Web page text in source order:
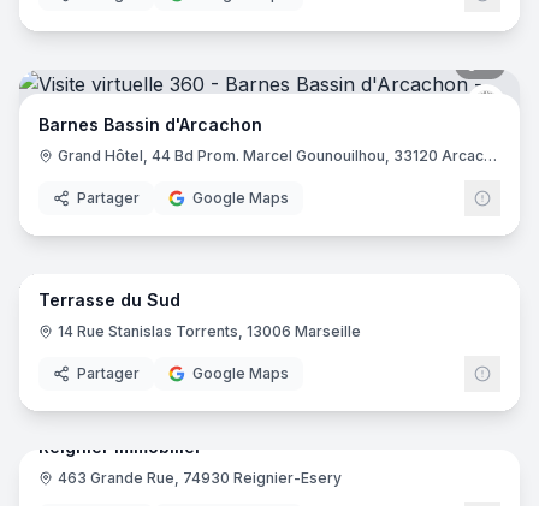
Barnes Bassin d'Arcachon
Grand Hôtel, 44 Bd Prom. Marcel Gounouilhou, 33120 Arcachon
Partager Google Maps
5
Terrasse du Sud
14 Rue Stanislas Torrents, 13006 Marseille
Partager Google Maps
Reignier Immobilier
463 Grande Rue, 74930 Reignier-Esery